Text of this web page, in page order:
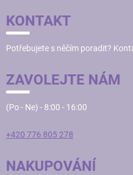
A
T
KONTAKT
Potřebujete s něčím poradit?
ZAVOLEJTE NÁM
(Po - Ne) - 8:00 - 16:00
+420 776 805 278
NAKUPOVÁNÍ